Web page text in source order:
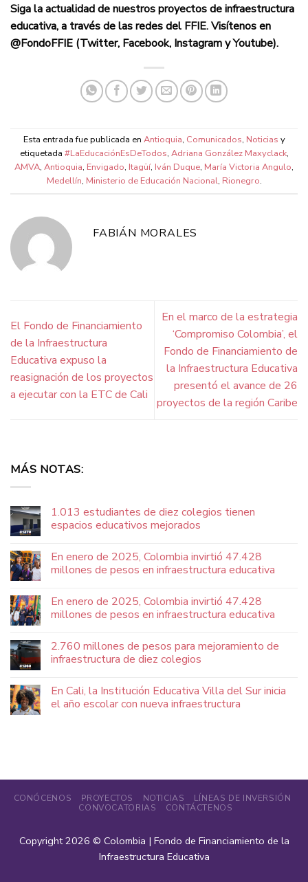
Siga la actualidad de nuestros proyectos de infraestructura
educativa, a través de las redes del FFIE. Visítenos en
@FondoFFIE (Twitter, Facebook, Instagram y Youtube).
Esta entrada fue publicada en Antioquia, Comunicados, Noticias y
etiquetada #LaEducaciónEsDeTodos, Adriana González Maxyclack,
AMVA, Antioquia, Envigado, Itagüí, Iván Duque, María Victoria Angulo,
Medellín, Ministerio de Educación Nacional, Rionegro.
FABIÁN MORALES
El Fondo de Financiamiento
de la Infraestructura
Educativa expuso la
reasignación de los proyectos
a ejecutar con la ETC de Cali
En el marco de la estrategia
‘Compromiso Colombia’, el
Fondo de Financiamiento de
la Infraestructura Educativa
presentó el avance de 26
proyectos de la región Caribe
MÁS NOTAS:
1.013 estudiantes de diez colegios tienen
espacios educativos mejorados
En enero de 2025, Colombia invirtió 47.428
millones de pesos en infraestructura educativa
En enero de 2025, Colombia invirtió 47.428
millones de pesos en infraestructura educativa
2.760 millones de pesos para mejoramiento de
infraestructura de diez colegios
En Cali, la Institución Educativa Villa del Sur inicia
el año escolar con nueva infraestructura
CONÓCENOS PROYECTOS NOTICIAS
LÍNEAS DE INVERSIÓN
CONVOCATORIAS
CONTÁCTENOS
Copyright 2026 © Colombia | Fondo de Financiamiento de la
Infraestructura Educativa